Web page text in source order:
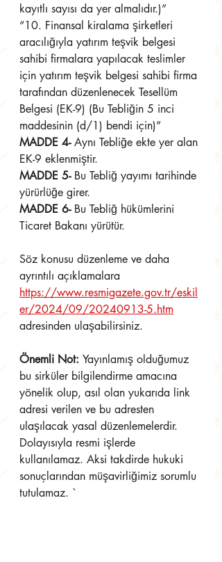
kayıtlı sayısı da yer almalıdır.)”
“10. Finansal kiralama şirketleri
aracılığıyla yatırım teşvik belgesi
sahibi firmalara yapılacak teslimler
için yatırım teşvik belgesi sahibi firma
tarafından düzenlenecek Tesellüm
Belgesi (EK-9) (Bu Tebliğin 5 inci
maddesinin (d/1) bendi için)”
MADDE 4- Aynı Tebliğe ekte yer alan
EK-9 eklenmiştir.
MADDE 5- Bu Tebliğ yayımı tarihinde
yürürlüğe girer.
MADDE 6- Bu Tebliğ hükümlerini
Ticaret Bakanı yürütür.
Söz konusu düzenleme ve daha
ayrıntılı açıklamalara
https://www.resmigazete.gov.tr/eskil
er/2024/09/20240913-5.htm
adresinden ulaşabilirsiniz.
Önemli Not: Yayınlamış olduğumuz
bu sirküler bilgilendirme amacına
yönelik olup, asıl olan yukarıda link
adresi verilen ve bu adresten
ulaşılacak yasal düzenlemelerdir.
Dolayısıyla resmi işlerde
kullanılamaz. Aksi takdirde hukuki
sonuçlarından müşavirliğimiz sorumlu
tutulamaz. `